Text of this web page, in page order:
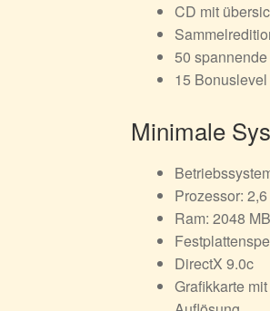
CD mit
50
15
Minimale
Prozessor:
Ram: 2048 MB
DirectX 9.0c
Grafikkarte